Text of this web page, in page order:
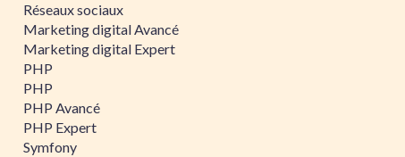
Réseaux sociaux
Marketing digital Avancé
Marketing digital Expert
PHP
PHP
PHP Avancé
PHP Expert
Symfony